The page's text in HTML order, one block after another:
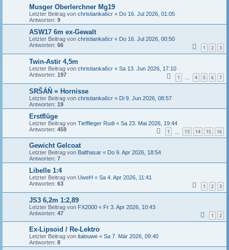
Musger Oberlerchner Mg19
Letzter Beitrag von christianka6cr « Do 16. Jul 2026, 01:05
Antworten: 9
ASW17 6m ex-Gewalt
Letzter Beitrag von christianka6cr « Do 16. Jul 2026, 00:50
Antworten: 66 1 2 3
Twin-Astir 4,5m
Letzter Beitrag von christianka6cr « Sa 13. Jun 2026, 17:10
Antworten: 197 1 … 4 5 6 7
SRŠÁŇ = Hornisse
Letzter Beitrag von christianka6cr « Di 9. Jun 2026, 08:57
Antworten: 19
Erstflüge
Letzter Beitrag von Tiefflieger Rudi « Sa 23. Mai 2026, 19:44
Antworten: 459 1 13 14 15 16
Gewicht Gelcoat
Letzter Beitrag von Balthasar « Do 9. Apr 2026, 18:54
Antworten: 7
Libelle 1:4
Letzter Beitrag von UweH « Sa 4. Apr 2026, 11:41
Antworten: 63 1 2 3
JS3 6,2m 1:2,89
Letzter Beitrag von FX2000 « Fr 3. Apr 2026, 10:43
Antworten: 47 1 2
Ex-Lipsoid / Re-Lektro
Letzter Beitrag von italouwe « Sa 7. Mär 2026, 09:40
Antworten: 8